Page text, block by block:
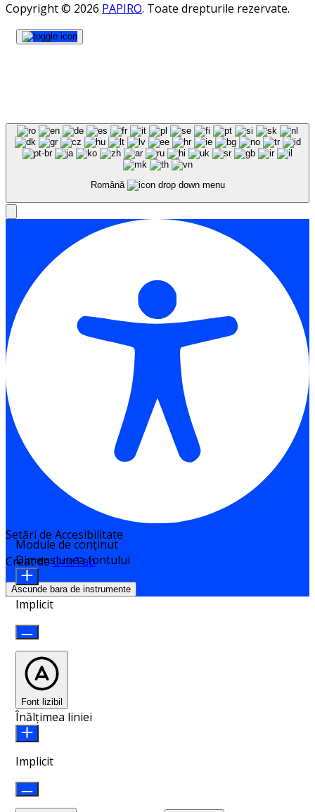
Copyright © 2026 PAPIRO. Toate drepturile rezervate.
Română
Setări de Accesibilitate
Creat deOneTap
Ascunde bara de instrumente
Module de conținut
Dimensiunea fontului
Implicit
Font lizibil
Înălțimea liniei
Implicit